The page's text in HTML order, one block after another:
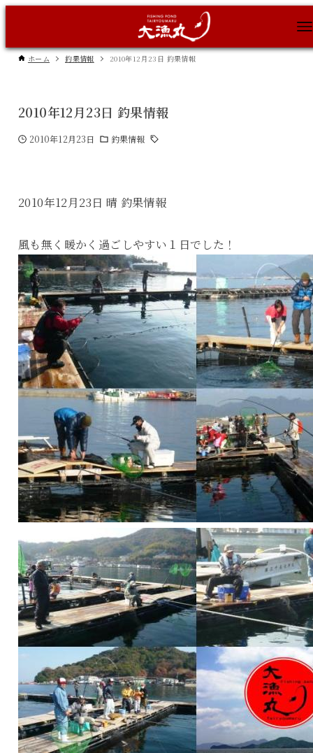
ホーム 釣果情報 2010年12月23日 釣果情報
2010年12月23日 釣果情報
2010年12月23日 釣果情報
2010年12月23日 晴 釣果情報
風も無く暖かく過ごしやすい１日でした！